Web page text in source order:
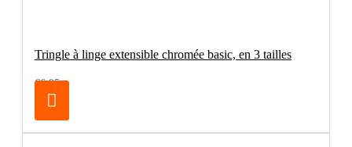
Tringle à linge extensible chromée basic, en 3 tailles
€6.95